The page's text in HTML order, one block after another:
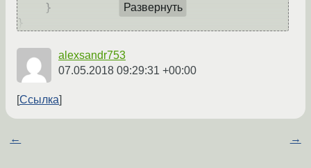
Развернуть
alexsandr753
07.05.2018 09:29:31 +00:00
Ссылка
← →